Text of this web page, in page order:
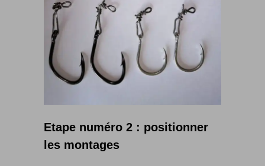
Etape numéro 2 : positionner
les montages